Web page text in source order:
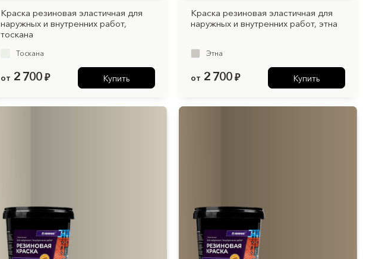
Краска резиновая эластичная для
наружных и внутренних работ,
тоскана
Тоскана
от 2 700 ₽ Купить
Краска резиновая эластичная для
наружных и внутренних работ, этна
Этна
от 2 700 ₽ Купить